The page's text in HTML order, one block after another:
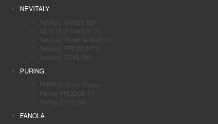
NEVITALY
Nevitaly FARBY BB
NEVITALY FARBY CC
Nevitaly Farebné MASKY
Nevitaly PRODUKTY
Nevitaly STYLING
PURING
PURING Color Masky
Puring PRODUKTY
Puring STYLING
FANOLA